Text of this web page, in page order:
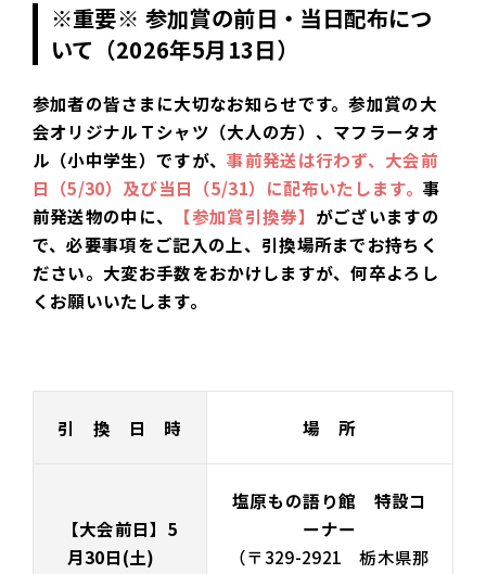
※重要※ 参加賞の前日・当日配布につ
いて（2026年5月13日）
参加者の皆さまに大切なお知らせです。参加賞の大
会オリジナルＴシャツ（大人の方）、マフラータオ
ル（小中学生）ですが、事前発送は行わず、大会前
日（5/30）及び当日（5/31）に配布いたします。 事
前発送物の中に、
【参加賞引換券】 がございますの
で、必要事項をご記入の上、引換場所までお持ちく
ださい。大変お手数をおかけしますが、何卒よろし
くお願いいたします。
引 換 日 時 場 所
【大会前日】5
月30日(土)
塩原もの語り館 特設コ
ーナー
（〒329-2921 栃木県那